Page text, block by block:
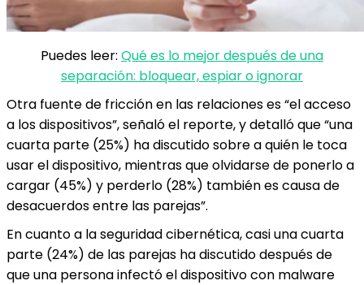
Puedes leer: Qué es lo mejor después de una
separación: bloquear, espiar o ignorar
Otra fuente de fricción en las relaciones es “el acceso
a los dispositivos”, señaló el reporte, y detalló que “una
cuarta parte (25%) ha discutido sobre a quién le toca
usar el dispositivo, mientras que olvidarse de ponerlo a
cargar (45%) y perderlo (28%) también es causa de
desacuerdos entre las parejas”.
En cuanto a la seguridad cibernética, casi una cuarta
parte (24%) de las parejas ha discutido después de
que una persona infectó el dispositivo con malware